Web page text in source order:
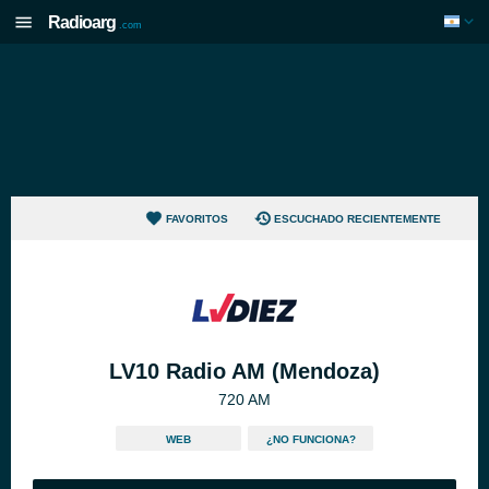
Radioarg .com
FAVORITOS ESCUCHADO RECIENTEMENTE
LV10 Radio AM (Mendoza)
720 AM
WEB ¿NO FUNCIONA?